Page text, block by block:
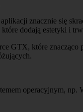
znacznie się
dodają estetyki i
GTX, które znacząco
operacyjnym,